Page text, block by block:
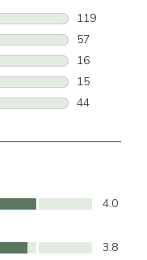
119
119
57
57
16
16
15
15
44
4.0
3.8